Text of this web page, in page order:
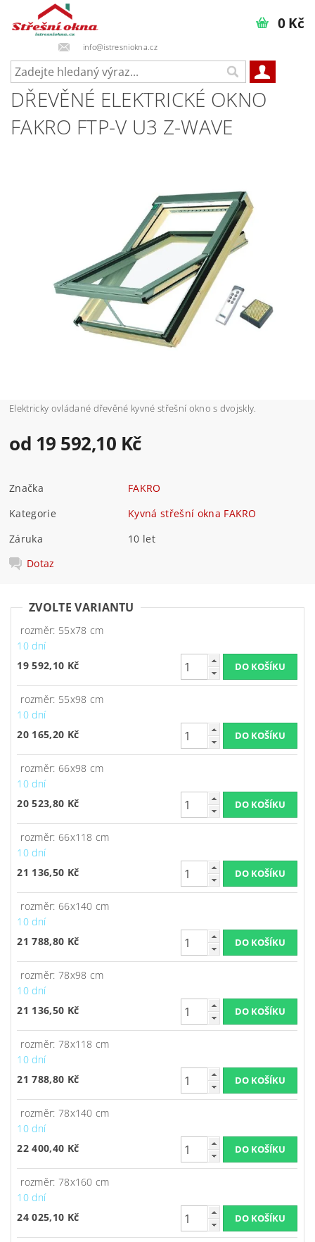
info@istresniokna.cz
0 Kč
DŘEVĚNÉ ELEKTRICKÉ OKNO
FAKRO FTP-V U3 Z-WAVE
Elektricky ovládané dřevěné kyvné střešní okno s dvojskly.
od 19 592,10 Kč
Značka
FAKRO
Kategorie
Kyvná střešní okna FAKRO
Záruka
10 let
Dotaz
ZVOLTE VARIANTU
rozměr: 55x78 cm
10 dní
19 592,10 Kč
rozměr: 55x98 cm
10 dní
20 165,20 Kč
rozměr: 66x98 cm
10 dní
20 523,80 Kč
rozměr: 66x118 cm
10 dní
21 136,50 Kč
rozměr: 66x140 cm
10 dní
21 788,80 Kč
rozměr: 78x98 cm
10 dní
21 136,50 Kč
rozměr: 78x118 cm
10 dní
21 788,80 Kč
rozměr: 78x140 cm
10 dní
22 400,40 Kč
rozměr: 78x160 cm
10 dní
24 025,10 Kč